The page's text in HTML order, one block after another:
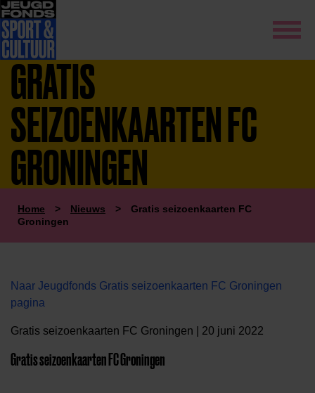
GRATIS
SEIZOENKAARTEN FC
GRONINGEN
Home > Nieuws >
Gratis seizoenkaarten FC
Groningen
Naar Jeugdfonds Gratis seizoenkaarten FC Groningen
pagina
Gratis seizoenkaarten FC Groningen | 20 juni 2022
Gratis seizoenkaarten FC Groningen